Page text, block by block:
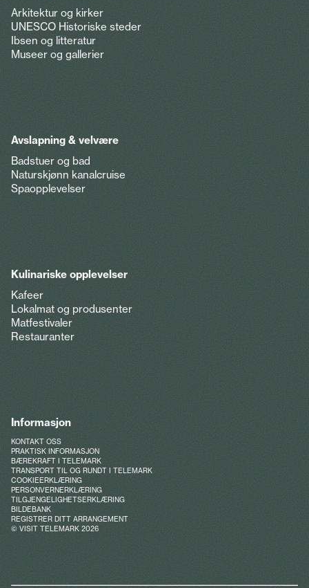
Arkitektur og kirker
UNESCO Historiske steder
Ibsen og litteratur
Museer og gallerier
Avslapning & velvære
Badstuer og bad
Naturskjønn kanalcruise
Spaopplevelser
Kulinariske opplevelser
Kafeer
Lokalmat og produsenter
Matfestivaler
Restauranter
Informasjon
KONTAKT OSS
PRAKTISK INFORMASJON
BÆREKRAFT I TELEMARK
TRANSPORT TIL OG RUNDT I TELEMARK
COOKIEERKLÆRING
PERSONVERNERKLÆRING
TILGJENGELIGHETSERKLÆRING
BILDEBANK
REGISTRER DITT ARRANGEMENT
© VISIT TELEMARK 2026